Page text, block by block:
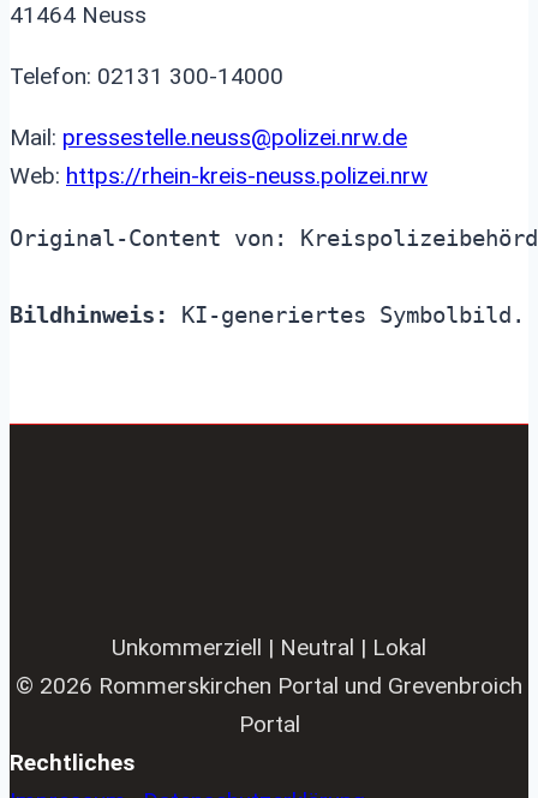
41464 Neuss
Telefon: 02131 300-14000
Mail: pressestelle.neuss@polizei.nrw.de
Web: https://rhein-kreis-neuss.polizei.nrw
Original-Content von:
Bildhinweis: KI-generiertes Symbolbild.
Unkommerziell | Neutral | Lokal
© 2026 Rommerskirchen Portal und Grevenbroich
Portal
Rechtliches